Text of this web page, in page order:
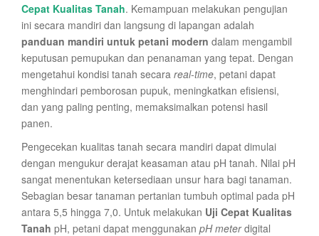
Cepat Kualitas Tanah. Kemampuan melakukan pengujian
ini secara mandiri dan langsung di lapangan adalah
panduan mandiri untuk petani modern dalam mengambil
keputusan pemupukan dan penanaman yang tepat. Dengan
mengetahui kondisi tanah secara real-time, petani dapat
menghindari pemborosan pupuk, meningkatkan efisiensi,
dan yang paling penting, memaksimalkan potensi hasil
panen.
Pengecekan kualitas tanah secara mandiri dapat dimulai
dengan mengukur derajat keasaman atau pH tanah. Nilai pH
sangat menentukan ketersediaan unsur hara bagi tanaman.
Sebagian besar tanaman pertanian tumbuh optimal pada pH
antara 5,5 hingga 7,0. Untuk melakukan Uji Cepat Kualitas
Tanah pH, petani dapat menggunakan pH meterdigital